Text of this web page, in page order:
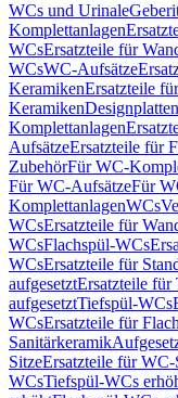
WCs und Urinale
Komplettanlagen
WCsErsatzteile für
WCsWC-Aufsätze
KeramikenErsatzteile
KeramikenDesignplatten
Komplettanlagen
AufsätzeErsatzteile für
ZubehörFür WC-
Für WC-AufsätzeFür
KomplettanlagenWCs
WCsErsatzteile für
WCsFlachspül-WCs
WCsErsatzteile für
aufgesetztErsatzteile für
aufgesetztTiefspül-WCs
WCsErsatzteile für
Sanitärkeramik
SitzeErsatzteile für WC-
WCsTiefspül-WCs